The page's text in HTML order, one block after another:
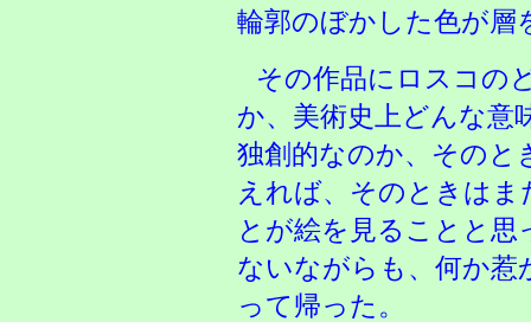
輪郭のぼかした色が層
その作品にロスコの
か、美術史上どんな意
独創的なのか、そのと
えれば、そのときは
とが絵を見ることと
ないながらも、何か惹
って帰った。